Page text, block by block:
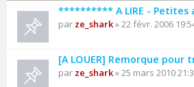
********** A LIRE - Petites
par ze_shark» 22 févr. 2006
[A LOUER] Remorque pour
par ze_shark» 25 mars 2010